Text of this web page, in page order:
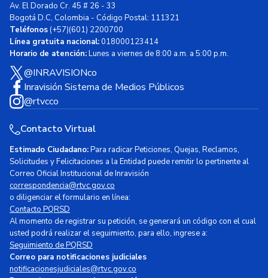
Av. El Dorado Cr. 45 # 26 - 33
Bogotá D.C, Colombia - Código Postal: 111321
Teléfonos(+57)(601) 2200700
Línea gratuita nacional:018000123414
Horario de atención:Lunes a viernes de 8:00 a.m. a 5:00 p.m.
@INRAVISIONco
Inravisión Sistema de Medios Públicos
@rtvcco
Contacto Virtual
Estimado Ciudadano:Para radicar Peticiones, Quejas, Reclamos,
Solicitudes y Felicitaciones a la Entidad puede remitir lo pertinente al
Correo Oficial Institucional de Inravisión
correspondencia@rtvc.gov.co
o diligenciar el formulario en línea:
Contacto PQRSD
Al momento de registrar su petición, se generará un código con el cual
usted podrá realizar el seguimiento, para ello, ingrese a:
Seguimiento de PQRSD
Correo para notificaciones judiciales
notificacionesjudiciales@rtvc.gov.co